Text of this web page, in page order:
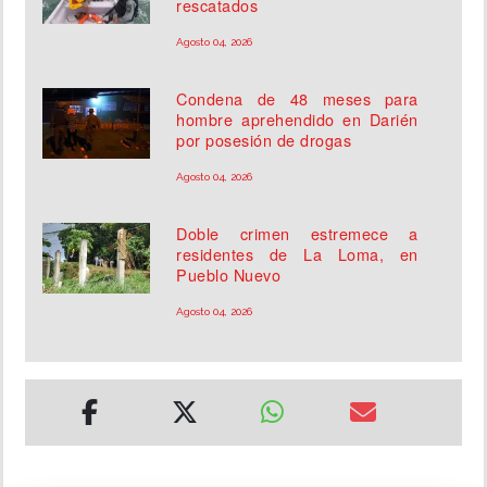
rescatados
Agosto 04, 2026
Condena de 48 meses para
hombre aprehendido en Darién
por posesión de drogas
Agosto 04, 2026
Doble crimen estremece a
residentes de La Loma, en
Pueblo Nuevo
Agosto 04, 2026